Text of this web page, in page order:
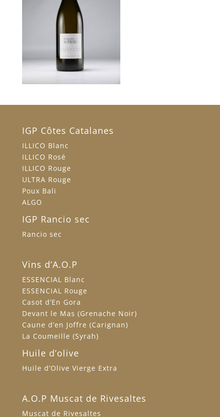
IGP Côtes Catalanes
ILLICO Blanc
ILLICO Rosé
ILLICO Rouge
ULTRA Rouge
Poux Bali
ALGO
IGP Rancio sec
Rancio sec
Vins d’A.O.P
ESSENCIAL Blanc
ESSENCIAL Rouge
Casot d’En Gora
Devant le Mas (Grenache Noir)
Caune d’en Joffre (Carignan)
La Coumeille (Syrah)
Huile d’olive
Huile d’Olive Vierge Extra
A.O.P Muscat de Rivesaltes
Muscat de Rivesaltes